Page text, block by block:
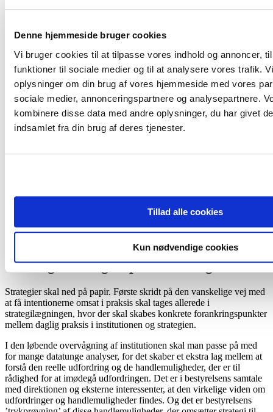
Denne hjemmeside bruger cookies
Vi bruger cookies til at tilpasse vores indhold og annoncer,
funktioner til sociale medier og til at analysere vores trafik.
oplysninger om din brug af vores hjemmeside med vores
sociale medier, annonceringspartnere og analysepartnere.
kombinere disse data med andre oplysninger, du har givet
indsamlet fra din brug af deres tjenester.
Tillad alle cookies
Kun nødvendige cookies
legitimitet
Målestokken for succes i offentlige institutioner er legitimitet hos
politikere, kunder, medarbejdere og andre stakeholders. Derfor
fokuserer strategilægning i det offentlige på at skabe en langsigtet
differentiering i forhold til konkurrenterne, og i den løbende
strategiske ledelse et fokus på at vælge de redskaber, som skaber en
synlig differentiering. Det er til at skabe denne differentiering, at
selskabet/institutionen har brug for at skabe det økonomiske
råderum.
Love og cirkulærer ændrer konstant på
bestyrelsers ønsker om at differentiere sig, bliver konstant
”overruled”, og derfor er en tilpasning og reaktiv strategilægning et
vilkår.
Brug samtale frem for excelark til at
overvåge strategiimplementeringen
Strategier skal ned på papir. Første skridt på den vanskelige vej med
at få intentionerne omsat i praksis skal tages allerede i
strategilægningen, hvor der skal skabes konkrete forankringspunkter
mellem daglig praksis i institutionen og strategien.
I den løbende overvågning af institutionen skal man passe på med
for mange datatunge analyser, for det skaber et ekstra lag mellem at
forstå den reelle udfordring og de handlemuligheder, der er til
rådighed for at imødegå udfordringen. Det er i bestyrelsens samtale
med direktionen og eksterne interessenter, at den virkelige viden om
udfordringer og handlemuligheder findes. Og det er bestyrelsens